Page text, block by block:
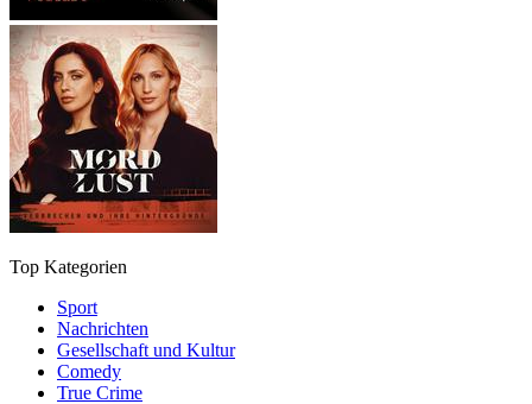
Top Kategorien
Sport
Nachrichten
Gesellschaft und Kultur
Comedy
True Crime